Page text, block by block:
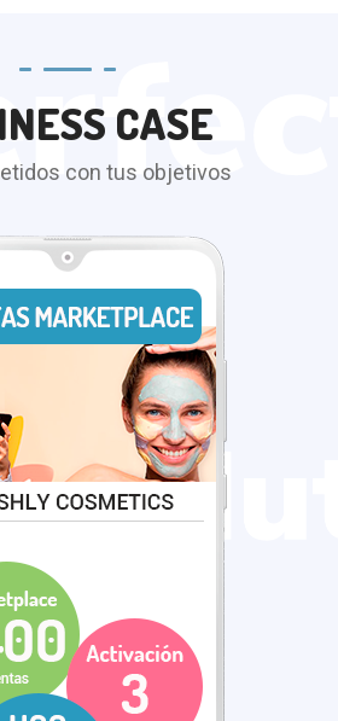
CASE
con tus objetivos